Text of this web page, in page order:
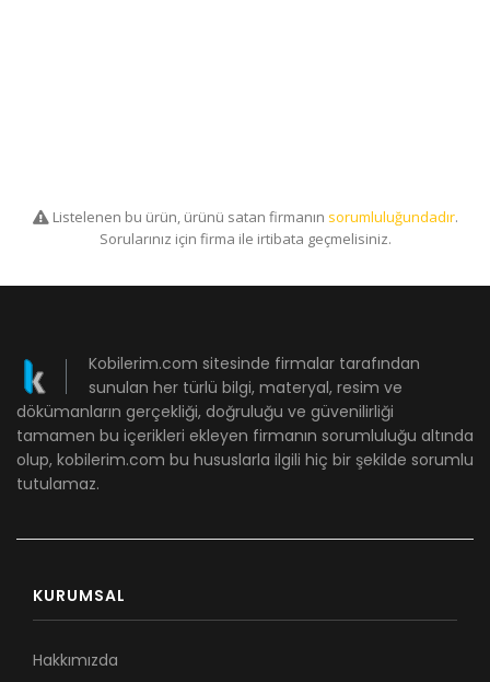
Listelenen bu ürün, ürünü satan firmanın sorumluluğundadır.
Sorularınız için firma ile irtibata geçmelisiniz.
Kobilerim.com sitesinde firmalar tarafından
sunulan her türlü bilgi, materyal, resim ve
dökümanların gerçekliği, doğruluğu ve güvenilirliği
tamamen bu içerikleri ekleyen firmanın sorumluluğu altında
olup, kobilerim.com bu hususlarla ilgili hiç bir şekilde sorumlu
tutulamaz.
KURUMSAL
Hakkımızda